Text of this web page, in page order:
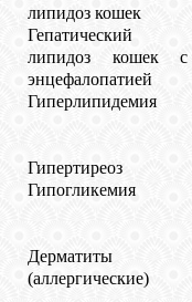
липидоз кошек
Гепатический
липидоз кошек с
энцефалопатией
Гиперлипидемия
Гипертиреоз
Гипогликемия
Дерматиты
(аллергические)